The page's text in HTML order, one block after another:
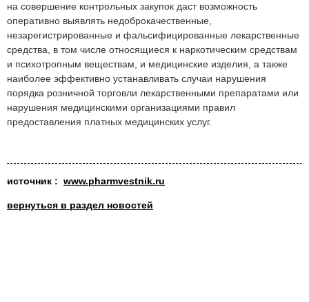
на совершение контрольных закупок даст возможность
оперативно выявлять недоброкачественные,
незарегистрированные и фальсифицированные лекарственные
средства, в том числе относящиеся к наркотическим средствам
и психотропным веществам, и медицинские изделия, а также
наиболее эффективно устанавливать случаи нарушения
порядка розничной торговли лекарственными препаратами или
нарушения медицинскими организациями правил
предоставления платных медицинских услуг.
источник : www.pharmvestnik.ru
вернуться в раздел новостей